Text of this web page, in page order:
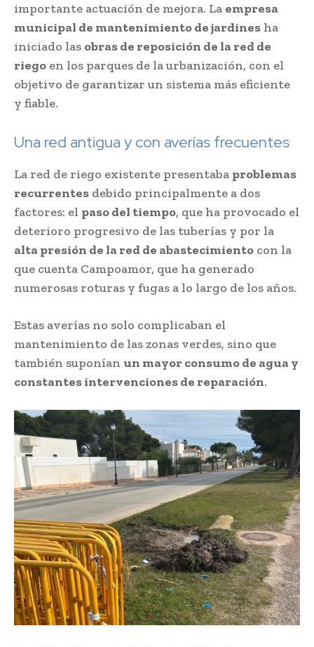
importante actuación de mejora. La empresa
municipal de mantenimiento de jardines ha
iniciado las obras de reposición de la red de
riego en los parques de la urbanización, con el
objetivo de garantizar un sistema más eficiente
y fiable.
Una red antigua y con averías frecuentes
La red de riego existente presentaba problemas
recurrentes debido principalmente a dos
factores: el paso del tiempo, que ha provocado el
deterioro progresivo de las tuberías y por la
alta presión de la red de abastecimiento con la
que cuenta Campoamor, que ha generado
numerosas roturas y fugas a lo largo de los años.
Estas averías no solo complicaban el
mantenimiento de las zonas verdes, sino que
también suponían un mayor consumo de agua y
constantes intervenciones de reparación.